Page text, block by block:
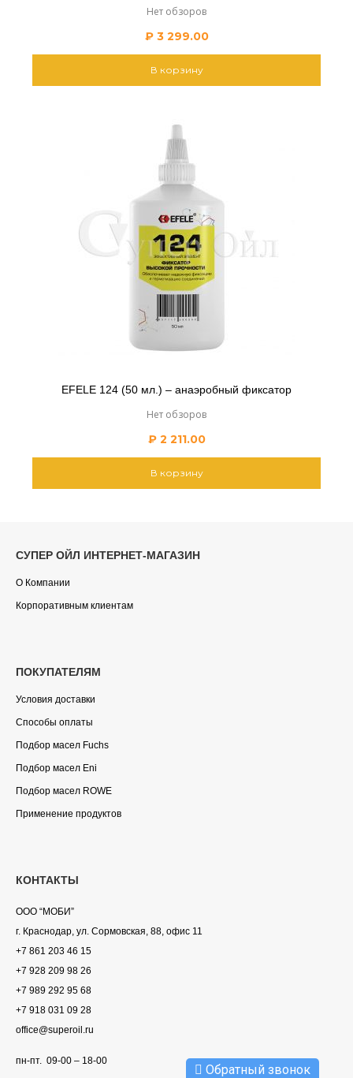
Нет обзоров
₽3 299.00
В корзину
EFELE 124 (50 мл.) – анаэробный фиксатор
Нет обзоров
₽2 211.00
В корзину
СУПЕР ОЙЛ ИНТЕРНЕТ-МАГАЗИН
О Компании
Корпоративным клиентам
ПОКУПАТЕЛЯМ
Условия доставки
Способы оплаты
Подбор масел Fuchs
Подбор масел Eni
Подбор масел ROWE
Применение продуктов
КОНТАКТЫ
ООО “МОБИ”
г. Краснодар, ул. Сормовская, 88, офис 11
+7 861 203 46 15
+7 928 209 98 26
+7 989 292 95 68
+7 918 031 09 28
office@superoil.ru
пн-пт. 09-00 – 18-00
Обратный звонок